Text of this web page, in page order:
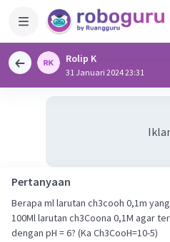
Rolip K
31 Januari 2024 23:31
Pertanyaan
Berapa ml larutan ch3cooh 0,1m
100Ml larutan ch3Coona 0,1M agar
dengan pH = 6? (Ka Ch3CooH=10-5)